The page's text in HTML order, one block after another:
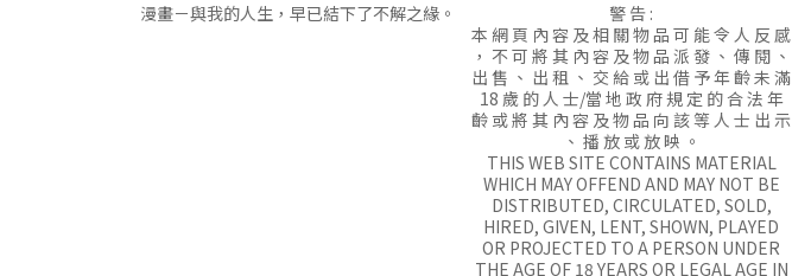
漫畫－與我的人生，早已結下了不解之緣。
警 告 :
本 網 頁 內 容 及 相 關 物 品 可 能 令 人 反 感
， 不 可 將 其 內 容 及 物 品 派 發 、 傳 閱 、
出 售 、 出 租 、 交 給 或 出 借 予 年 齡 未 滿
18 歲 的 人 士/當 地 政 府 規 定 的 合 法 年
齡 或 將 其 內 容 及 物 品 向 該 等 人 士 出 示
、 播 放 或 放 映 。
THIS WEB SITE CONTAINS MATERIAL
WHICH MAY OFFEND AND MAY NOT BE
DISTRIBUTED, CIRCULATED, SOLD,
HIRED, GIVEN, LENT, SHOWN, PLAYED
OR PROJECTED TO A PERSON UNDER
THE AGE OF 18 YEARS OR LEGAL AGE IN